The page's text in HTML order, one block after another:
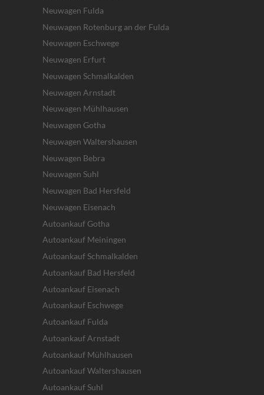
Neuwagen Fulda
Neuwagen Rotenburg an der Fulda
Neuwagen Eschwege
Neuwagen Erfurt
Neuwagen Schmalkalden
Neuwagen Arnstadt
Neuwagen Mühlhausen
Neuwagen Gotha
Neuwagen Waltershausen
Neuwagen Bebra
Neuwagen Suhl
Neuwagen Bad Hersfeld
Neuwagen Eisenach
Autoankauf Gotha
Autoankauf Meiningen
Autoankauf Schmalkalden
Autoankauf Bad Hersfeld
Autoankauf Eisenach
Autoankauf Eschwege
Autoankauf Fulda
Autoankauf Arnstadt
Autoankauf Mühlhausen
Autoankauf Waltershausen
Autoankauf Suhl